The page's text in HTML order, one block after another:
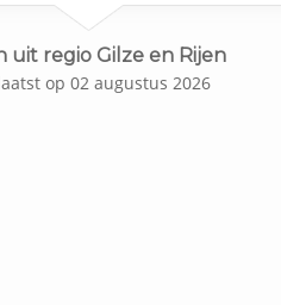
uit regio Gilze en Rijen
op 02 augustus 2026